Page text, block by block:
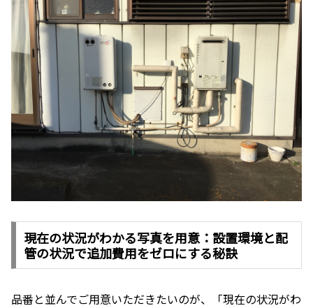
現在の状況がわかる写真を用意：設置環境と配
管の状況で追加費用をゼロにする秘訣
品番と並んでご用意いただきたいのが、「現在の状況がわ